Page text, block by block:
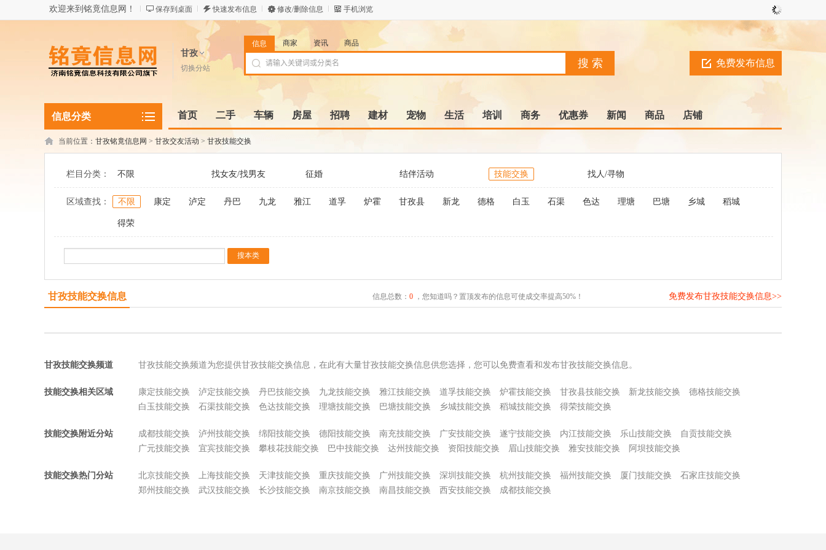
欢迎来到铭竟信息网！ 保存到桌面 快速发布信息 修改/删除信息 手机浏览
甘孜
切换分站 免费发布信息
信息 商家 资讯 商品
信息分类 首页 二手 车辆 房屋 招聘 建材 宠物 生活 培训 商务 优惠券 新闻 商品 店铺
当前位置： 甘孜铭竟信息网 > 甘孜交友活动 > 甘孜技能交换
栏目分类： 不限 找女友/找男友 征婚 结伴活动 技能交换 找人/寻物
区域查找： 不限 康定 泸定 丹巴 九龙 雅江 道孚 炉霍 甘孜县 新龙 德格 白玉 石渠 色达 理塘 巴塘 乡城 稻城
得荣
甘孜技能交换信息 信息总数： 0，您知道吗？置顶发布的信息可使成交率提高50%！ 免费发布甘孜技能交换信息>>
甘孜技能交换频道 甘孜技能交换频道为您提供甘孜技能交换信息，在此有大量甘孜技能交换信息供您选择，您可以免费查看和发布甘孜技能交换信息。
技能交换相关区域 康定技能交换 泸定技能交换 丹巴技能交换 九龙技能交换 雅江技能交换 道孚技能交换 炉霍技能交换 甘孜县技能交换 新龙技能交换
德格技能交换
白玉技能交换
石渠技能交换 色达技能交换 理塘技能交换 巴塘技能交换 乡城技能交换 稻城技能交换 得荣技能交换
技能交换附近分站 成都技能交换 泸州技能交换 绵阳技能交换 德阳技能交换 南充技能交换 广安技能交换 遂宁技能交换 内江技能交换 乐山技能交换
自贡技能交换
广元技能交换
宜宾技能交换 攀枝花技能交换 巴中技能交换 达州技能交换 资阳技能交换 眉山技能交换 雅安技能交换 阿坝技能交换
技能交换热门分站 北京技能交换 上海技能交换 天津技能交换 重庆技能交换 广州技能交换 深圳技能交换 杭州技能交换 福州技能交换 厦门技能交换
石家庄技能交换
郑州技能交换
武汉技能交换 长沙技能交换 南京技能交换 南昌技能交换 西安技能交换 成都技能交换